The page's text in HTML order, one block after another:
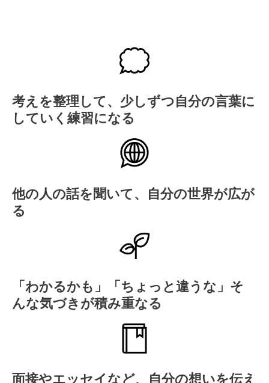
考えを整理して、少しずつ自分の言葉に
していく練習になる
他の人の話を聞いて、自分の世界が広が
る
「わかるかも」「ちょっと違うな」そ
んな気づきが積み重なる
面接やエッセイなど、自分の想いを伝え